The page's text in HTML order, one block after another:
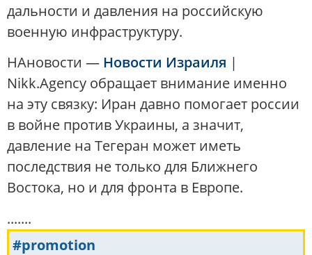
дальности и давления на российскую
военную инфраструктуру.
НАновости — Новости Израиля |
Nikk.Agency обращает внимание именно
на эту связку: Иран давно помогает россии
в войне против Украины, а значит,
давление на Тегеран может иметь
последствия не только для Ближнего
Востока, но и для фронта в Европе.
.......
#promotion